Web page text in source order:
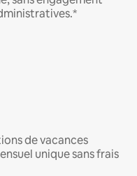
de vacances
unique sans frais